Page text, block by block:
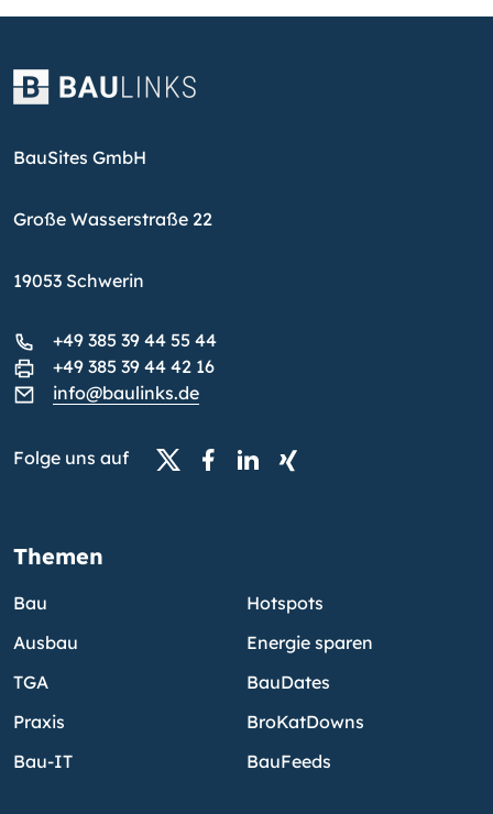
BauSites GmbH
Große Wasserstraße 22
19053 Schwerin
+49 385 39 44 55 44
+49 385 39 44 42 16
info@baulinks.de
Folge uns auf
Themen
Bau
Ausbau
TGA
Praxis
Bau-IT
Hotspots
Energie sparen
BauDates
BroKatDowns
BauFeeds